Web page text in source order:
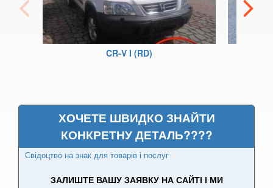
CR-Z (ZF1)
CR-V I (RD)
CR-V IV (RM1-RM4)
FR-V (BE)
HR-V I (GH)
CR-V I (RD)
ХОЧЕТЕ ШВИДКО ЗНАЙТИ
КОНКРЕТНУ ДЕТАЛЬ????
Свідоцтво на знак для товарів і послуг
ЗАЛИШТЕ ВАШУ ЗАЯВКУ НА САЙТІ І МИ